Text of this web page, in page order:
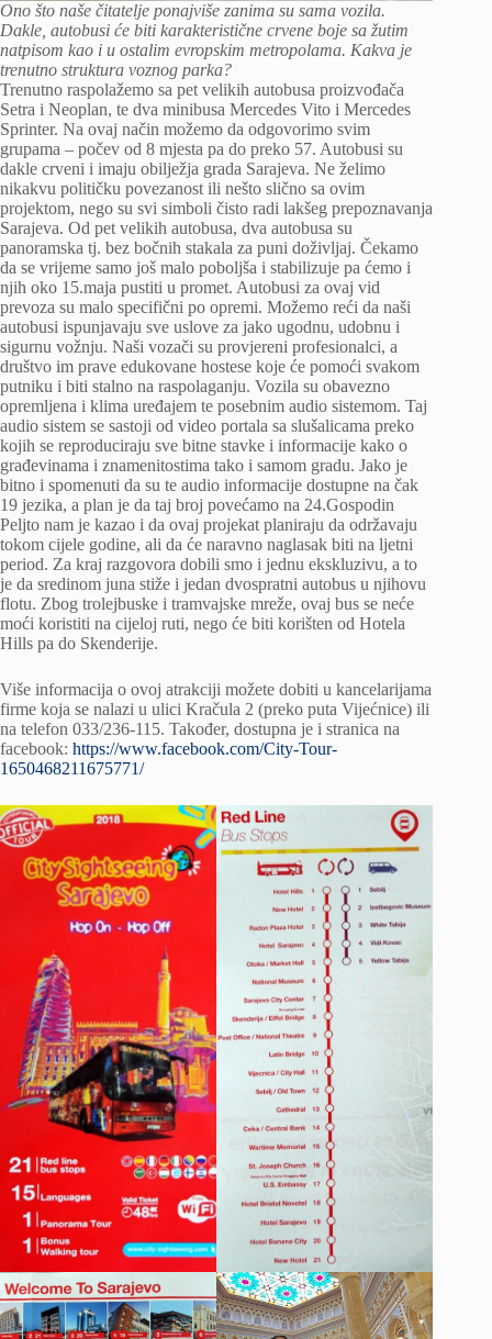
Ono što naše čitatelje ponajviše zanima su sama vozila.
Dakle, autobusi će biti karakteristične crvene boje sa žutim
natpisom kao i u ostalim evropskim metropolama. Kakva je
trenutno struktura voznog parka?
Trenutno raspolažemo sa pet velikih autobusa proizvođača
Setra i Neoplan, te dva minibusa Mercedes Vito i Mercedes
Sprinter. Na ovaj način možemo da odgovorimo svim
grupama – počev od 8 mjesta pa do preko 57. Autobusi su
dakle crveni i imaju obilježja grada Sarajeva. Ne želimo
nikakvu političku povezanost ili nešto slično sa ovim
projektom, nego su svi simboli čisto radi lakšeg prepoznavanja
Sarajeva. Od pet velikih autobusa, dva autobusa su
panoramska tj. bez bočnih stakala za puni doživljaj. Čekamo
da se vrijeme samo još malo poboljša i stabilizuje pa ćemo i
njih oko 15.maja pustiti u promet. Autobusi za ovaj vid
prevoza su malo specifični po opremi. Možemo reći da naši
autobusi ispunjavaju sve uslove za jako ugodnu, udobnu i
sigurnu vožnju. Naši vozači su provjereni profesionalci, a
društvo im prave edukovane hostese koje će pomoći svakom
putniku i biti stalno na raspolaganju. Vozila su obavezno
opremljena i klima uređajem te posebnim audio sistemom. Taj
audio sistem se sastoji od video portala sa slušalicama preko
kojih se reproduciraju sve bitne stavke i informacije kako o
građevinama i znamenitostima tako i samom gradu. Jako je
bitno i spomenuti da su te audio informacije dostupne na čak
19 jezika, a plan je da taj broj povećamo na 24.Gospodin
Peljto nam je kazao i da ovaj projekat planiraju da održavaju
tokom cijele godine, ali da će naravno naglasak biti na ljetni
period. Za kraj razgovora dobili smo i jednu ekskluzivu, a to
je da sredinom juna stiže i jedan dvospratni autobus u njihovu
flotu. Zbog trolejbuske i tramvajske mreže, ovaj bus se neće
moći koristiti na cijeloj ruti, nego će biti korišten od Hotela
Hills pa do Skenderije.
Više informacija o ovoj atrakciji možete dobiti u kancelarijama
firme koja se nalazi u ulici Kračula 2 (preko puta Vijećnice) ili
na telefon 033/236-115. Također, dostupna je i stranica na
facebook: https://www.facebook.com/City-Tour-
1650468211675771/